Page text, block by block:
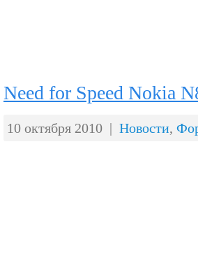
Need for Speed Nokia
10 октября 2010 | Новости,